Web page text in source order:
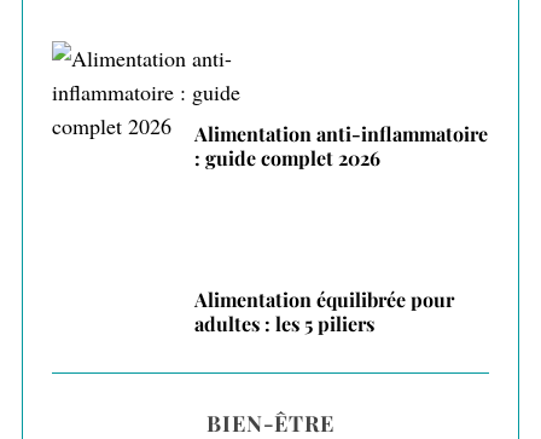
Alimentation anti-inflammatoire
: guide complet 2026
Alimentation équilibrée pour
adultes : les 5 piliers
BIEN-ÊTRE